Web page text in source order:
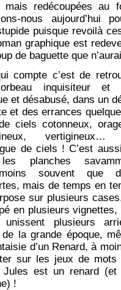
mais redécoupées au
nous aujourd’hui
puisque revoilà
graphique est
de baguette que
compte c’est de
inquisiteur et
et désabusé, dans un
et des errances
ciels cotonneux,
vertigineux…
de ciels ! C’est
planches
souvent que
mais de temps en
sur plusieurs
en plusieurs vignettes,
unissent plusieurs
la grande époque,
d’un Renard, à
sur les jeux de mots
Jules est un renard
!